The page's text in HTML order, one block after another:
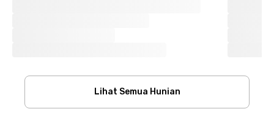
Lihat Semua Hunian